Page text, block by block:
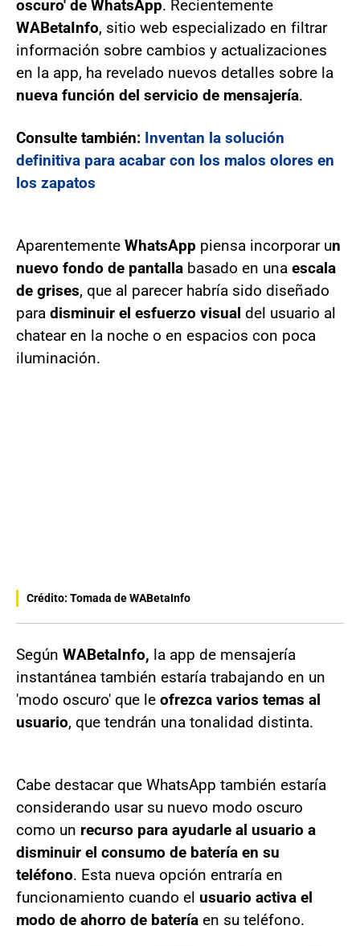
oscuro' de WhatsApp. Recientemente
WABetaInfo, sitio web especializado en filtrar
información sobre cambios y actualizaciones
en la app, ha revelado nuevos detalles sobre la
nueva función del servicio de mensajería.
Consulte también: Inventan la solución
definitiva para acabar con los malos olores en
los zapatos
Aparentemente WhatsApp piensa incorporar un
nuevo fondo de pantalla basado en una escala
de grises, que al parecer habría sido diseñado
para disminuir el esfuerzo visual del usuario al
chatear en la noche o en espacios con poca
iluminación.
Crédito: Tomada de WABetaInfo
Según WABetaInfo, la app de mensajería
instantánea también estaría trabajando en un
'modo oscuro' que le ofrezca varios temas al
usuario, que tendrán una tonalidad distinta.
Cabe destacar que WhatsApp también estaría
considerando usar su nuevo modo oscuro
como un recurso para ayudarle al usuario a
disminuir el consumo de batería en su
teléfono. Esta nueva opción entraría en
funcionamiento cuando el usuario activa el
modo de ahorro de batería en su teléfono.